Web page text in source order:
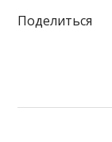
Поделиться